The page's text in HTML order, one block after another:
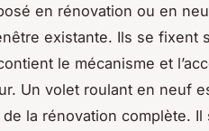
en rénovation ou en
existante. Ils se fixent
le mécanisme et
Un volet roulant en neuf
la rénovation complète. Il